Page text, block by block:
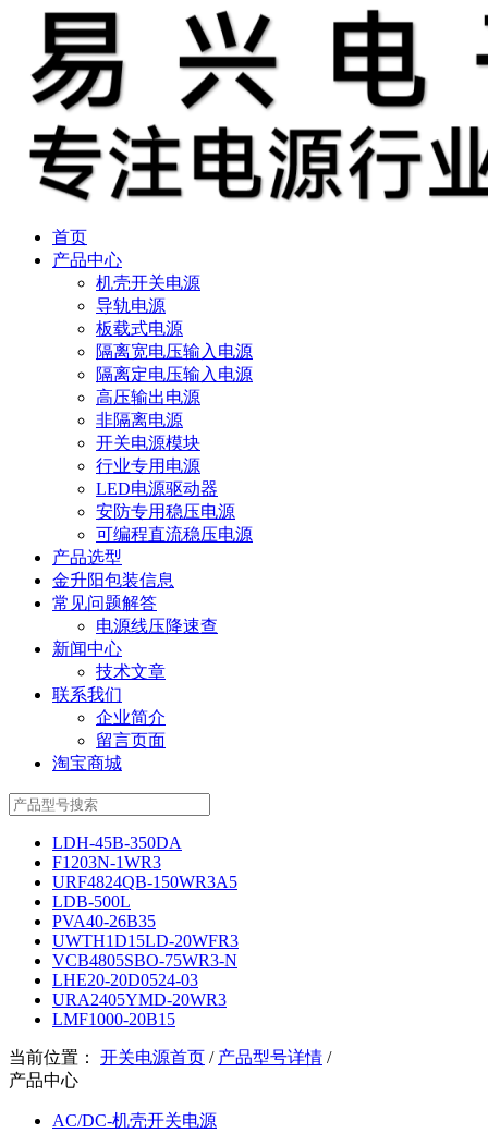
首页
产品中心
机壳开关电源
导轨电源
板载式电源
隔离宽电压输入电源
隔离定电压输入电源
高压输出电源
非隔离电源
开关电源模块
行业专用电源
LED电源驱动器
安防专用稳压电源
可编程直流稳压电源
产品选型
金升阳包装信息
常见问题解答
电源线压降速查
新闻中心
技术文章
联系我们
企业简介
留言页面
淘宝商城
LDH-45B-350DA
F1203N-1WR3
URF4824QB-150WR3A5
LDB-500L
PVA40-26B35
UWTH1D15LD-20WFR3
VCB4805SBO-75WR3-N
LHE20-20D0524-03
URA2405YMD-20WR3
LMF1000-20B15
当前位置： 开关电源首页 / 产品型号详情 /
产品中心
AC/DC-机壳开关电源